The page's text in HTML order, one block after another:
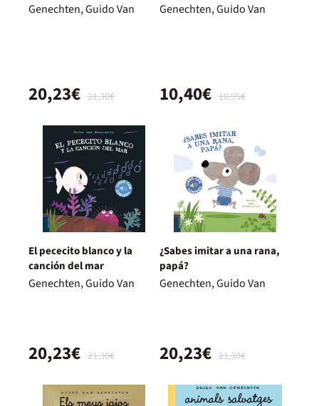
Genechten, Guido Van
21,30€
20,23€
Genechten, Guido Van
10,95€
10,40€
El pececito blanco y la
canción del mar
Genechten, Guido Van
21,30€
20,23€
¿Sabes imitar a una rana,
papá?
Genechten, Guido Van
21,30€
20,23€